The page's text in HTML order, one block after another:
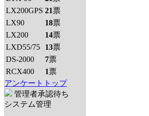
LX200GPS 21票
LX90
18票
LX200
14票
LXD55/75
13票
DS-2000
7票
RCX400
1票
アンケートトップ
管理者承認待ち
システム管理